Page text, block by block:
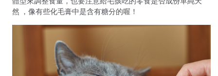
然
， 像有些化毛膏中是含有糖分的喔！